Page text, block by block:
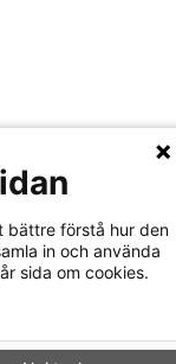
bättre förstå hur den
in och använda
sida om cookies.